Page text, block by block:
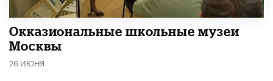
​Окказиональные школьные музеи
Москвы
26 ИЮНЯ